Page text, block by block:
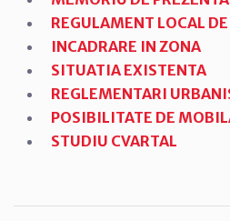
REGULAMENT LOCAL
INCADRARE IN ZONA
SITUATIA EXISTENTA
REGLEMENTARI
POSIBILITATE DE
STUDIU CVARTAL